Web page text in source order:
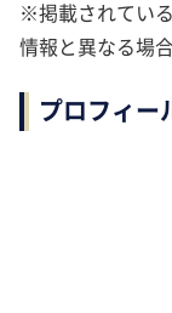
※掲載されてい
情報と異なる場
プロフィー